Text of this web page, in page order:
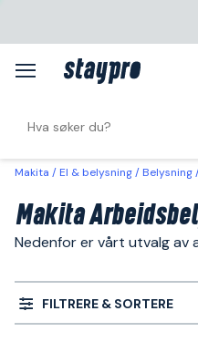
Makita El & belysning Belysning
Makita
Nedenfor er vårt utvalg av
FILTRERE & SORTERE